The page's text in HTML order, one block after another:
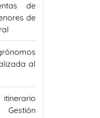
de
de
al